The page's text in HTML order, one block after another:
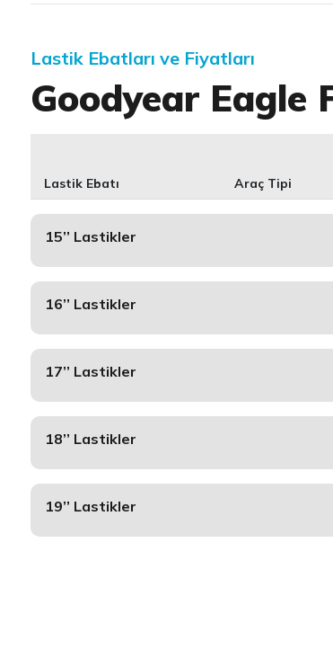
Lastik Ebatları ve Fiyatları
Goodyear Eagle
Lastik Ebatı Araç Tipi
15’’ Lastikler
16’’ Lastikler
17’’ Lastikler
18’’ Lastikler
19’’ Lastikler